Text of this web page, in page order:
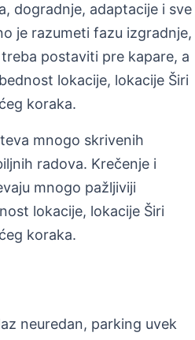
dogradnje, adaptacije i sve
je razumeti fazu izgradnje,
postaviti pre kapare, a
lokacije, lokacije Širi
koraka.
mnogo skrivenih
radova. Krečenje i
mnogo pažljiviji
lokacije, lokacije Širi
koraka.
neuredan, parking uvek